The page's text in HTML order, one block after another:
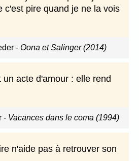
c'est pire quand je ne la vois
- Oona et Salinger (2014)
un acte d'amour : elle rend
- Vacances dans le coma (1994)
n'aide pas à retrouver son